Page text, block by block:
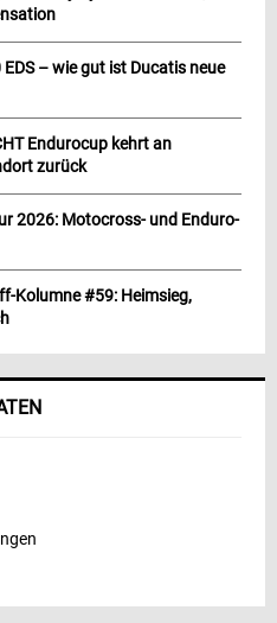
– wie gut ist Ducatis neue
Endurocup kehrt an
zurück
2026: Motocross- und Enduro-
Kolumne #59: Heimsieg,